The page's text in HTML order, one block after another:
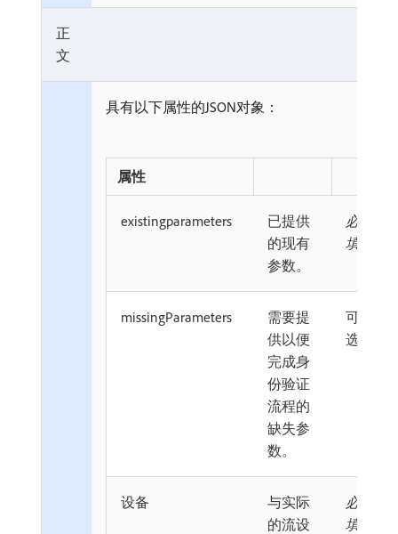
正
文
具有以下属性的JSON对象：
属性
existingparameters
已提供
的现有
参数。
必
填
missingParameters
需要提
供以便
完成身
份验证
流程的
缺失参
数。
可
选
设备
与实际
的流设
必
填